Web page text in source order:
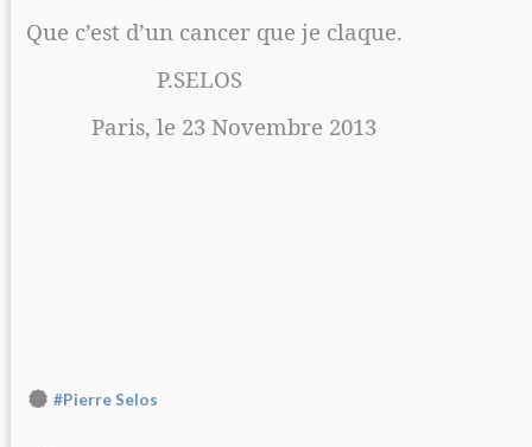
Que c’est d’un cancer que je claque.
P.SELOS
Paris, le 23 Novembre 2013
#Pierre Selos